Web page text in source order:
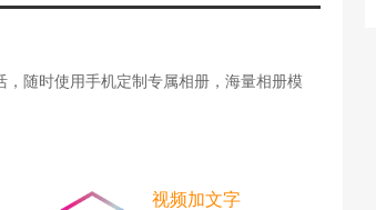
随时使用手机定制专属相册，海量相册模
视频加文字